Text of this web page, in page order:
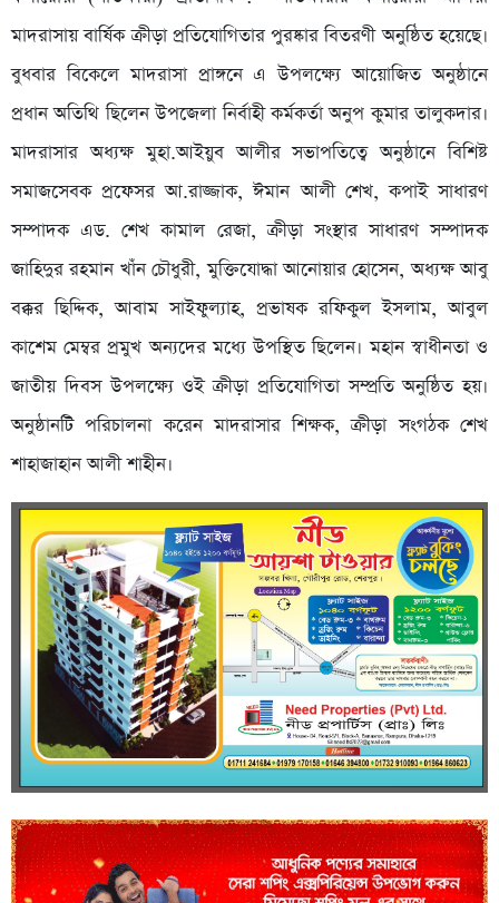
মাদরাসায় বার্ষিক ক্রীড়া প্রতিযোগিতার পুরষ্কার বিতরণী অনুষ্ঠিত হয়েছে।
বুধবার বিকেলে মাদরাসা প্রাঙ্গনে এ উপলক্ষ্যে আয়োজিত অনুষ্ঠানে
প্রধান অতিথি ছিলেন উপজেলা নির্বাহী কর্মকর্তা অনুপ কুমার তালুকদার।
মাদরাসার অধ্যক্ষ মুহা.আইয়ুব আলীর সভাপতিত্বে অনুষ্ঠানে বিশিষ্ট
সমাজসেবক প্রফেসর আ.রাজ্জাক, ঈমান আলী শেখ, কপাই সাধারণ
সম্পাদক এড. শেখ কামাল রেজা, ক্রীড়া সংস্থার সাধারণ সম্পাদক
জাহিদুর রহমান খাঁন চৌধুরী, মুক্তিযোদ্ধা আনোয়ার হোসেন, অধ্যক্ষ আবু
বক্কর ছিদ্দিক, আবাম সাইফুল্যাহ, প্রভাষক রফিকুল ইসলাম, আবুল
কাশেম মেম্বর প্রমুখ অন্যদের মধ্যে উপস্থিত ছিলেন। মহান স্বাধীনতা ও
জাতীয় দিবস উপলক্ষ্যে ওই ক্রীড়া প্রতিযোগিতা সম্প্রতি অনুষ্ঠিত হয়।
অনুষ্ঠানটি পরিচালনা করেন মাদরাসার শিক্ষক, ক্রীড়া সংগঠক শেখ
শাহাজাহান আলী শাহীন।